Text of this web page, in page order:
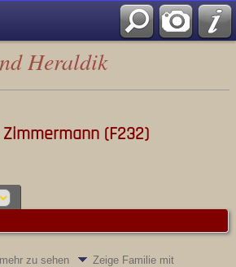
Heraldik
(F232)
zu sehen
Zeige Familie mit